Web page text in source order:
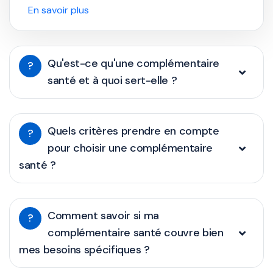
En savoir plus
?
Qu'est-ce qu'une complémentaire
santé et à quoi sert-elle ?
?
Quels critères prendre en compte
pour choisir une complémentaire
santé ?
?
Comment savoir si ma
complémentaire santé couvre bien
mes besoins spécifiques ?